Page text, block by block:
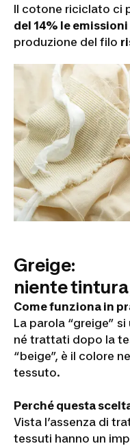
Il cotone riciclato ci
del 14% le emissioni
produzione del filo
Greige:
niente
Come funziona in
La parola “greige”
né trattati dopo la
“beige”, è il colore
tessuto.
Perché questa
Vista l’assenza di
tessuti hanno un